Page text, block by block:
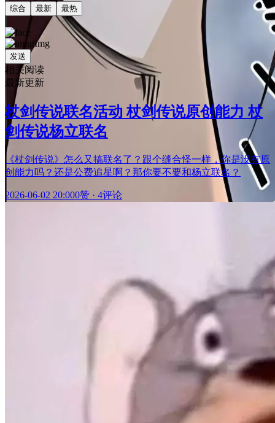
综合 最新 最热
发送
相关阅读
最新更新
杖剑传说联名活动 杖剑传说原创能力 杖
剑传说杨立联名
《杖剑传说》怎么又搞联名了？跟个缝合怪一样，你是没有原
创能力吗？还是公费追星啊？那你要不要和杨立联名？
2026-06-02 20:000赞 · 4评论